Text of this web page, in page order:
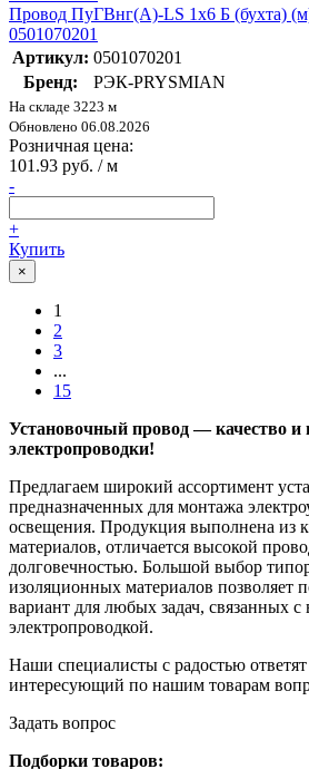
Провод ПуГВнг(А)-LS 1х6 Б (бухта)
0501070201
Артикул: 0501070201
Бренд:
РЭК-PRYSMIAN
На складе 3223 м
Обновлено 06.08.2026
Розничная цена:
101.93 руб. / м
-
+
Купить
×
1
2
3
...
15
Установочный провод — качество и
электропроводки!
Предлагаем широкий ассортимент
предназначенных для монтажа
освещения. Продукция выполнена из
материалов, отличается высокой
долговечностью. Большой выбор
изоляционных материалов позволяет
вариант для любых задач, связанных
электропроводкой.
Наши специалисты с радостью
интересующий по нашим товарам
Задать вопрос
Подборки товаров: